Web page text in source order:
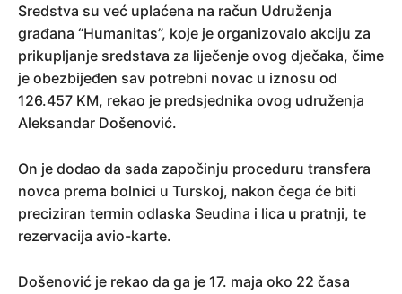
Sredstva su već uplaćena na račun Udruženja
građana “Humanitas”, koje je organizovalo akciju za
prikupljanje sredstava za liječenje ovog dječaka, čime
je obezbijeđen sav potrebni novac u iznosu od
126.457 KM, rekao je predsjednika ovog udruženja
Aleksandar Došenović.
On je dodao da sada započinju proceduru transfera
novca prema bolnici u Turskoj, nakon čega će biti
preciziran termin odlaska Seudina i lica u pratnji, te
rezervacija avio-karte.
Došenović je rekao da ga je 17. maja oko 22 časa